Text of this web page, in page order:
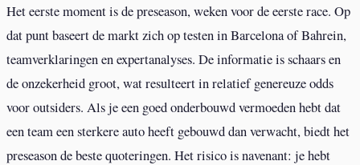
Het eerste moment is de preseason, weken voor de eerste race. Op
dat punt baseert de markt zich op testen in Barcelona of Bahrein,
teamverklaringen en expertanalyses. De informatie is schaars en
de onzekerheid groot, wat resulteert in relatief genereuze odds
voor outsiders. Als je een goed onderbouwd vermoeden hebt dat
een team een sterkere auto heeft gebouwd dan verwacht, biedt het
preseason de beste quoteringen. Het risico is navenant: je hebt